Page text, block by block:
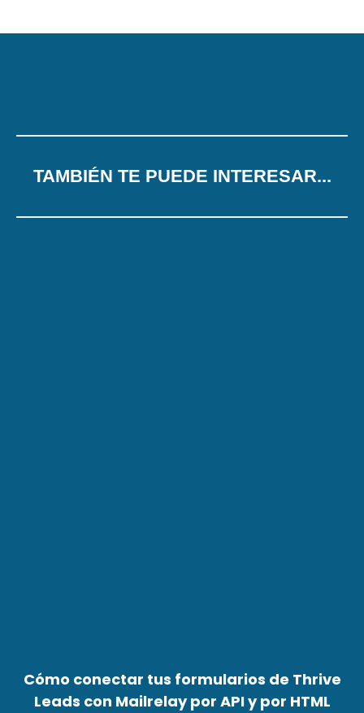
TAMBIÉN TE PUEDE INTERESAR...
Cómo conectar tus formularios de Thrive
Leads con Mailrelay por API y por HTML